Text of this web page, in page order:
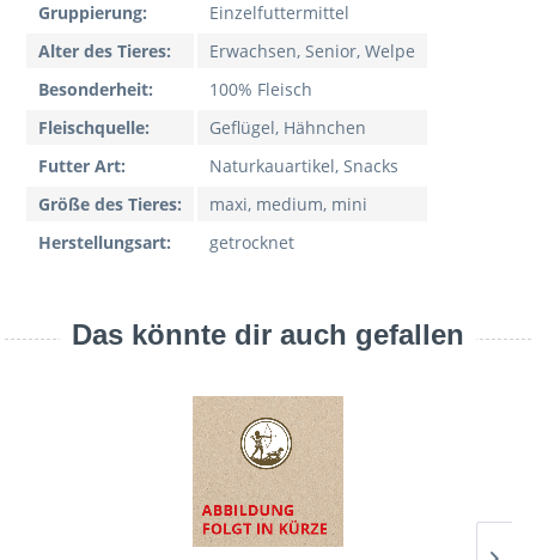
Gruppierung:
Einzelfuttermittel
Alter des Tieres:
Erwachsen, Senior, Welpe
Besonderheit:
100% Fleisch
Fleischquelle:
Geflügel, Hähnchen
Futter Art:
Naturkauartikel, Snacks
Größe des Tieres:
maxi, medium, mini
Herstellungsart:
getrocknet
Das könnte dir auch gefallen